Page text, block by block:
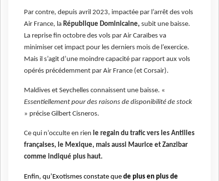
Par contre, depuis avril 2023, impactée par l’arrêt des vols
Air France, la République Dominicaine, subit une baisse.
La reprise fin octobre des vols par Air Caraïbes va
minimiser cet impact pour les derniers mois de l’exercice.
Mais il s’agit d’une moindre capacité par rapport aux vols
opérés précédemment par Air France (et Corsair).
Maldives et Seychelles connaissent une baisse. «
Essentiellement pour des raisons de disponibilité de stock
» précise Gilbert Cisneros.
Ce qui n’occulte en rien le regain du trafic vers les Antilles
françaises, le Mexique, mais aussi Maurice et Zanzibar
comme indiqué plus haut.
Enfin, qu’Exotismes constate que de plus en plus de